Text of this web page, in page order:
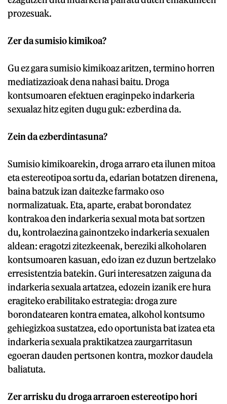
prozesuak.
Zer da sumisio kimikoa?
Gu ez gara sumisio kimikoaz aritzen, termino horren
mediatizazioak dena nahasi baitu. Droga
kontsumoaren efektuen eraginpeko indarkeria
sexualaz hitz egiten dugu guk: ezberdina da.
Zein da ezberdintasuna?
Sumisio kimikoarekin, droga arraro eta ilunen mitoa
eta estereotipoa sortu da, edarian botatzen direnena,
baina batzuk izan daitezke farmako oso
normalizatuak. Eta, aparte, erabat borondatez
kontrakoa den indarkeria sexual mota bat sortzen
du, kontrolaezina gainontzeko indarkeria sexualen
aldean: eragotzi zitezkeenak, bereziki alkoholaren
kontsumoaren kasuan, edo izan ez duzun bertzelako
erresistentzia batekin. Guri interesatzen zaiguna da
indarkeria sexuala artatzea, edozein izanik ere hura
eragiteko erabilitako estrategia: droga zure
borondatearen kontra ematea, alkohol kontsumo
gehiegizkoa sustatzea, edo oportunista bat izatea eta
indarkeria sexuala praktikatzea zaurgarritasun
egoeran dauden pertsonen kontra, mozkor daudela
baliatuta.
Zer arrisku du droga arraroen estereotipo hori